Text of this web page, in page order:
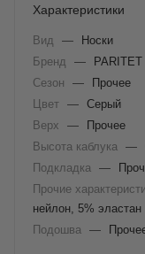
Характеристики
Вид —
Носки
Бренд
—
PARITET
Сезон
—
Прочее
Цвет — Серый
Верх
—
Прочее
Высота каблука
—
Подкладка
—
Прочие
нейлон, 5% эластан
Подошва
—